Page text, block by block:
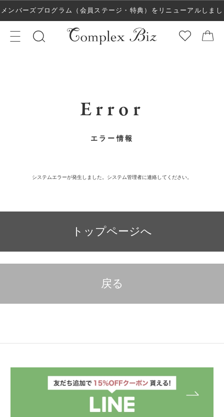
メンバーズプログラム（会員ステージ・特典）をリニューアルしまし
た！
Error
エラー情報
システムエラーが発生しました。システム管理者に連絡してください。
戻る
トップページへ